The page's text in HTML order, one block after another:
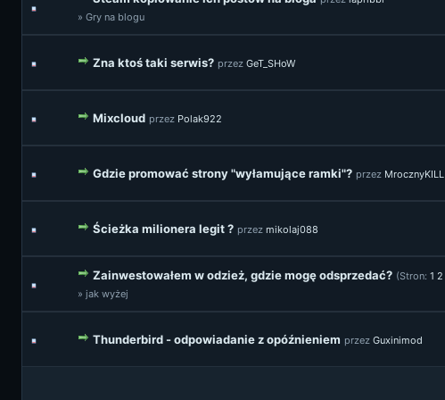
» Gry na blogu
Zna ktoś taki serwis? przez GeT_SHoW
Mixcloud przez Polak922
Gdzie promować strony "wyłamujące ramki"? przez MrocznyKILL
Ścieżka milionera legit ? przez mikolaj088
Zainwestowałem w odzież, gdzie mogę odsprzedać? (Stron: 1 2
» jak wyżej
Thunderbird - odpowiadanie z opóźnieniem przez Guxinimod